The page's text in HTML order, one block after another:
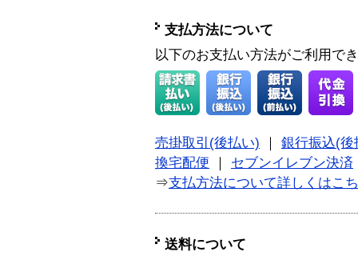
支払方法について
以下のお支払い方法がご利用で
売掛取引(後払い)
銀行振込(後
換宅配便
セブンイレブン決済
⇒支払方法について詳しくはこ
送料について